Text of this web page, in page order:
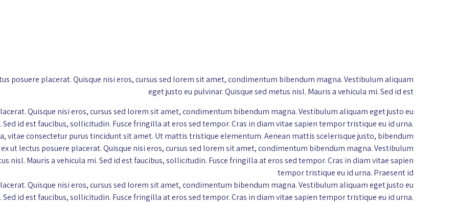
posuere placerat. Quisque nisi eros, cursus sed lorem sit amet, condimentum bibendum magna. Vestibulum aliquam
eget justo eu pulvinar. Quisque sed metus nisl. Mauris a vehicula mi. Sed id est
Quisque nisi eros, cursus sed lorem sit amet, condimentum bibendum magna. Vestibulum aliquam eget justo eu
Sed id est faucibus, sollicitudin. Fusce fringilla at eros sed tempor. Cras in diam vitae sapien tempor tristique eu id urna.
vitae consectetur purus tincidunt sit amet. Ut mattis tristique elementum. Aenean mattis scelerisque justo, bibendum
ut lectus posuere placerat. Quisque nisi eros, cursus sed lorem sit amet, condimentum bibendum magna. Vestibulum
nisl. Mauris a vehicula mi. Sed id est faucibus, sollicitudin. Fusce fringilla at eros sed tempor. Cras in diam vitae sapien
tempor tristique eu id urna. Praesent id
Quisque nisi eros, cursus sed lorem sit amet, condimentum bibendum magna. Vestibulum aliquam eget justo eu
Sed id est faucibus, sollicitudin. Fusce fringilla at eros sed tempor. Cras in diam vitae sapien tempor tristique eu id urna.